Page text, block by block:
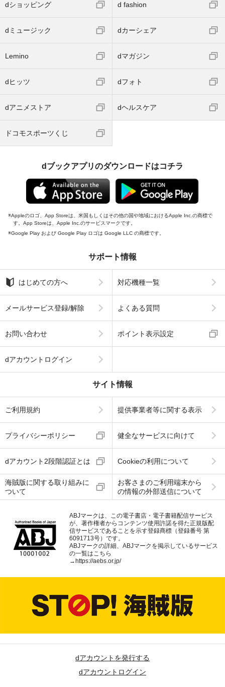
dショッピング d fashion
dミュージック dカーシェア
Lemino dマガジン
dヒッツ dフォト
dアニメストア dヘルスケア
ドコモスポーツくじ
dブックアプリのダウンロードはコチラ
Appleのロゴ、App Storeは、米国もしくはその他の国や地域におけるApple Inc.の商標で
す。App Storeは、Apple Inc.のサービスマークです。
Google Play および Google Play ロゴは Google LLC の商標です。
サポート情報
はじめての方へ 対応機種一覧
メールサービス登録/解除 よくある質問
お問い合わせ ポイント表示設定
dアカウントログイン
サイト情報
ご利用規約 提供事業者等に関する表示
プライバシーポリシー 健全なサービスに向けて
dアカウント2段階認証とは Cookieの利用について
海賊版に関する取り組みに
ついて
お客さまのご利用端末から
の情報の外部送信について
ABJマークは、この電子書店・電子書籍配信サービス
が、著作権者からコンテンツ使用許諾を得た正規版配
信サービスであることを示す登録商標（登録番号 第
6091713号）です。
ABJマークの詳細、ABJマークを掲示しているサービス
の一覧はこちら
→https://aebs.or.jp/
dアカウントを発行する
dアカウントログイン